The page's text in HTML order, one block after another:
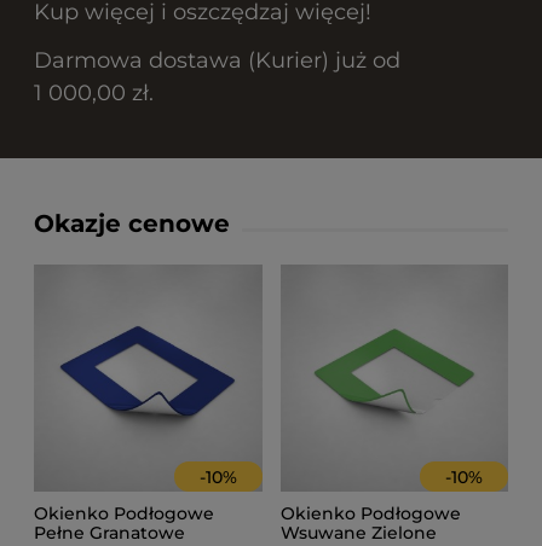
Kup więcej i oszczędzaj więcej!
Darmowa dostawa (Kurier) już od
1 000,00 zł.
Okazje cenowe
-10%
Okienko Podłogowe
Pełne Granatowe
-10%
Okienko Podłogowe
Wsuwane Zielone